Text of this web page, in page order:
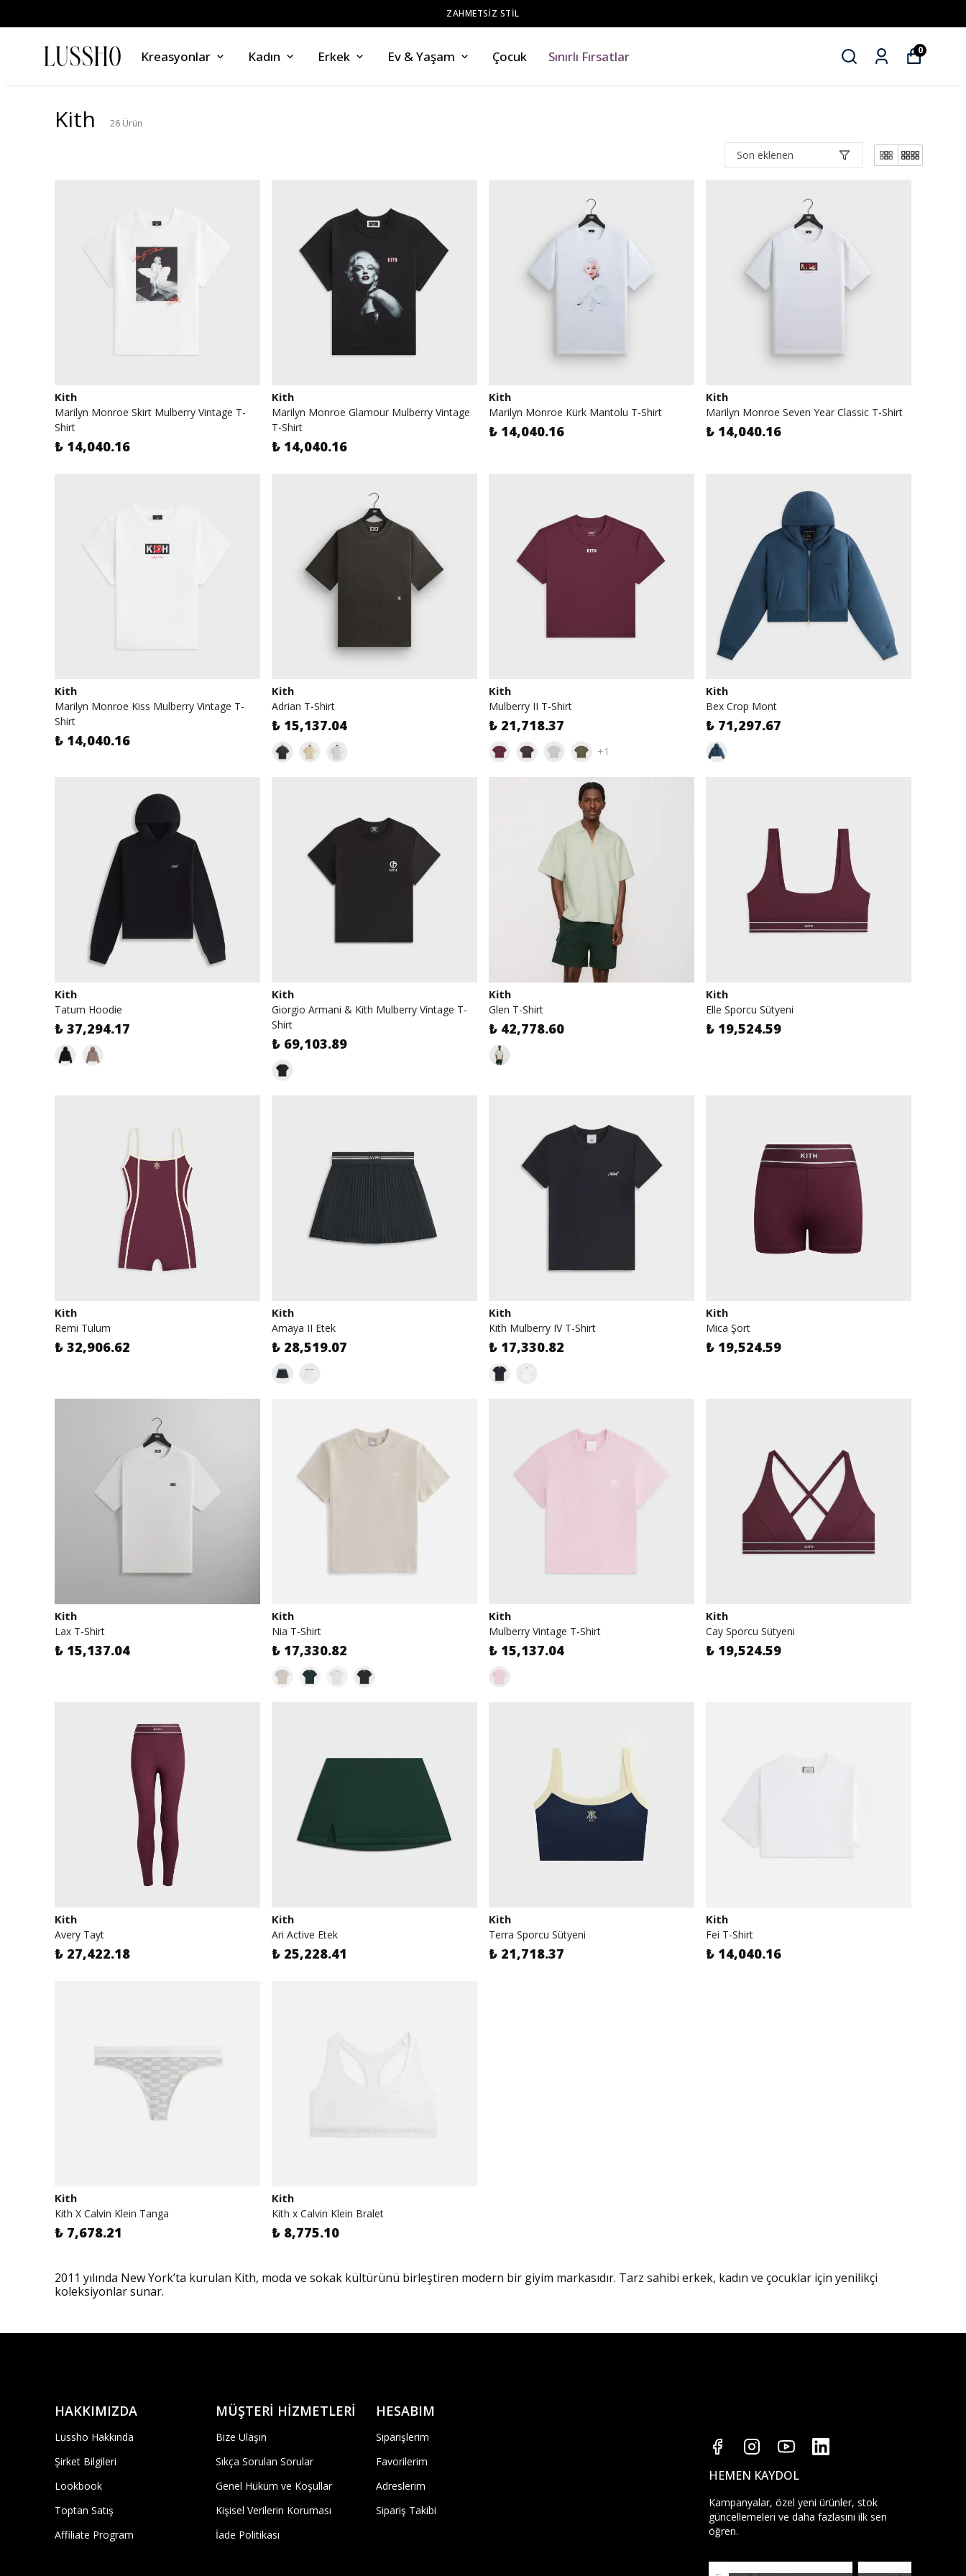
ZAHMETSİZ STİL
Kreasyonlar Kadın Erkek Ev & Yaşam Çocuk Sınırlı Fırsatlar 0
Kith 26 Ürün
Son eklenen
Kith
Marilyn Monroe Skirt Mulberry Vintage T-
Shirt
₺ 14,040.16
Kith
Marilyn Monroe Glamour Mulberry Vintage
T-Shirt
₺ 14,040.16
Kith
Marilyn Monroe Kürk Mantolu T-Shirt
₺ 14,040.16
Kith
Marilyn Monroe Seven Year Classic T-Shirt
₺ 14,040.16
Kith
Marilyn Monroe Kiss Mulberry Vintage T-
Shirt
₺ 14,040.16
Kith
Adrian T-Shirt
₺ 15,137.04
Kith
Mulberry II T-Shirt
₺ 21,718.37
+1
Kith
Bex Crop Mont
₺ 71,297.67
Kith
Tatum Hoodie
₺ 37,294.17
Kith
Giorgio Armani & Kith Mulberry Vintage T-
Shirt
₺ 69,103.89
Kith
Glen T-Shirt
₺ 42,778.60
Kith
Elle Sporcu Sütyeni
₺ 19,524.59
Kith
Remi Tulum
₺ 32,906.62
Kith
Amaya II Etek
₺ 28,519.07
Kith
Kith Mulberry IV T-Shirt
₺ 17,330.82
Kith
Mica Şort
₺ 19,524.59
Kith
Lax T-Shirt
₺ 15,137.04
Kith
Nia T-Shirt
₺ 17,330.82
Kith
Mulberry Vintage T-Shirt
₺ 15,137.04
Kith
Cay Sporcu Sütyeni
₺ 19,524.59
Kith
Avery Tayt
₺ 27,422.18
Kith
Ari Active Etek
₺ 25,228.41
Kith
Terra Sporcu Sütyeni
₺ 21,718.37
Kith
Fei T-Shirt
₺ 14,040.16
Kith
Kith X Calvin Klein Tanga
₺ 7,678.21
Kith
Kith x Calvin Klein Bralet
₺ 8,775.10
2011 yılında New York’ta kurulan Kith, moda ve sokak kültürünü birleştiren modern bir giyim markasıdır. Tarz sahibi erkek, kadın ve çocuklar için yenilikçi
koleksiyonlar sunar.
HAKKIMIZDA
Lussho Hakkında
Şirket Bilgileri
Lookbook
Toptan Satış
Affiliate Program
MÜŞTERİ HİZMETLERİ
Bize Ulaşın
Sıkça Sorulan Sorular
Genel Hüküm ve Koşullar
Kişisel Verilerin Koruması
İade Politikası
HESABIM
Siparişlerim
Favorilerim
Adreslerim
Sipariş Takibi
HEMEN KAYDOL
Kampanyalar, özel yeni ürünler, stok
güncellemeleri ve daha fazlasını ilk sen
öğren.